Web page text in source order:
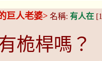
巨人老婆> 名稱: 有人在
桅桿嗎？